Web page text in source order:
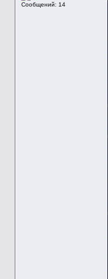
Сообщений: 14